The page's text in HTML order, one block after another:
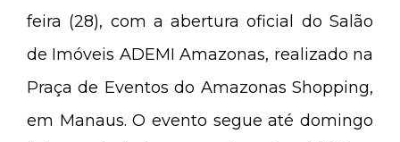
feira (28), com a abertura oficial do Salão
de Imóveis ADEMI Amazonas, realizado na
Praça de Eventos do Amazonas Shopping,
em Manaus. O evento segue até domingo